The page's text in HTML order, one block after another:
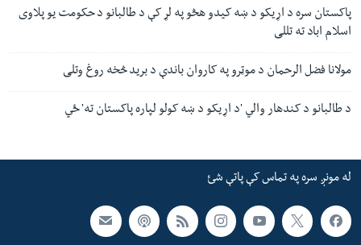
پاکستان سره د اړیکو د ښه کیدو هڅو په لړ کې د طالبانو د حکومت یو پلاوی
اسلام اباد ته تللی
مولانا فضل الرحمان د موټرو په کاروان باندې د برید څخه روغ وتلی
د طالبانو د کندهار والي 'د اړیکو د ښه کولو لپاره پاکستان ته' ځي
له مونږ سره په تماس کې پاتې شئ